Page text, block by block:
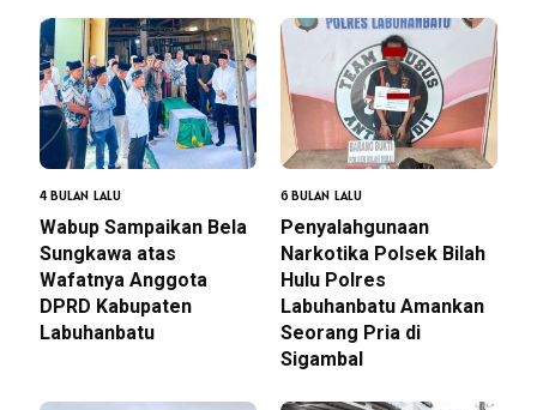
4 BULAN LALU
Wabup Sampaikan Bela
Sungkawa atas
Wafatnya Anggota
DPRD Kabupaten
Labuhanbatu
6 BULAN LALU
Penyalahgunaan
Narkotika Polsek Bilah
Hulu Polres
Labuhanbatu Amankan
Seorang Pria di
Sigambal